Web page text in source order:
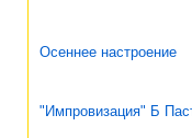
Осеннее настроение
"Импровизация" Б